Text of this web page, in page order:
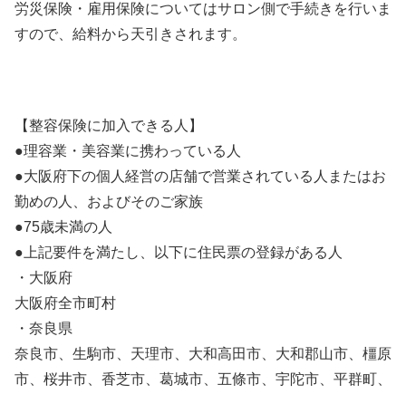
労災保険・雇用保険についてはサロン側で手続きを行いま
すので、給料から天引きされます。
【整容保険に加入できる人】
●理容業・美容業に携わっている人
●大阪府下の個人経営の店舗で営業されている人またはお
勤めの人、およびそのご家族
●75歳未満の人
●上記要件を満たし、以下に住民票の登録がある人
・大阪府
大阪府全市町村
・奈良県
奈良市、生駒市、天理市、大和高田市、大和郡山市、橿原
市、桜井市、香芝市、葛城市、五條市、宇陀市、平群町、